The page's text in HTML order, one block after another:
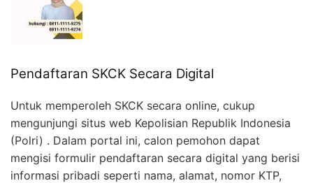
Pendaftaran SKCK Secara Digital
Untuk memperoleh SKCK secara online, cukup
mengunjungi situs web Kepolisian Republik Indonesia
(Polri) . Dalam portal ini, calon pemohon dapat
mengisi formulir pendaftaran secara digital yang berisi
informasi pribadi seperti nama, alamat, nomor KTP,